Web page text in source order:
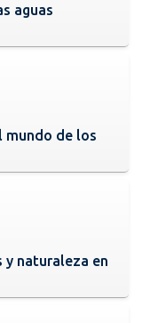
aguas
mundo de los
y naturaleza en